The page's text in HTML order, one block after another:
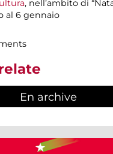
, nell’ambito di
al 6 gennaio
En archive